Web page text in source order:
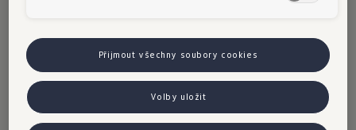
datum narození, pohlaví, národnost, online
identifikátory (např. cookies), u OSVČ IČO
a místo podnikání) a to včetně údajů, které jsou
poskytovány společnosti patřící do
Přijmout všechny soubory cookies
Volby uložit